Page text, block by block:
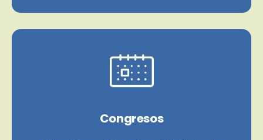
Congresos